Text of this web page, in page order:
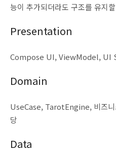
능이 추가되더라도 구조를 유지
Presentation
Compose UI, ViewModel, UI
Domain
UseCase, TarotEngine, 비즈니
당
Data